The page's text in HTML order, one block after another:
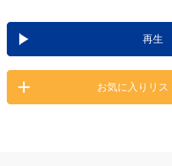
DAMの新曲・ラン
カラオケ最新情報
再生
お気に入りリス